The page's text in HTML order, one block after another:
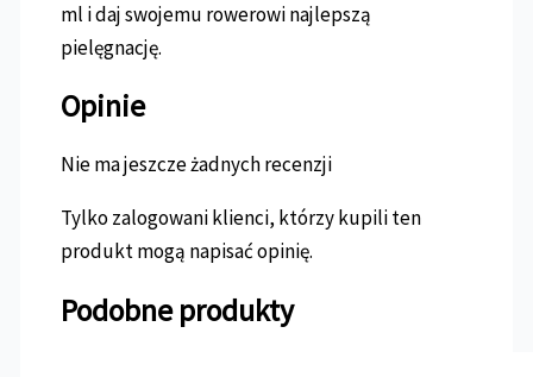
ml i daj swojemu rowerowi najlepszą
pielęgnację.
Opinie
Nie ma jeszcze żadnych recenzji
Tylko zalogowani klienci, którzy kupili ten
produkt mogą napisać opinię.
Podobne produkty